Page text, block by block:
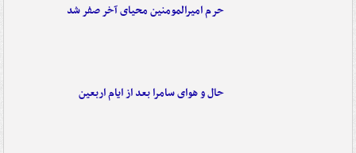
حرم امیرالمومنین محیای آخر صفر شد
حال و هوای سامرا بعد از ایام اربعین